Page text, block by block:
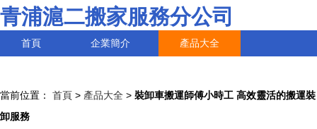
青浦滬二搬家服務分公司
首頁 企業簡介 產品大全
當前位置： 首頁 > 產品大全 > 裝卸車搬運師傅小時工 高效靈活的搬運裝
卸服務